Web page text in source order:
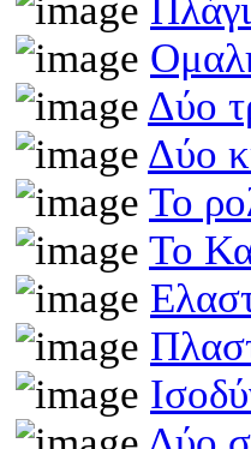
Δύο
Δύο
Το
Το